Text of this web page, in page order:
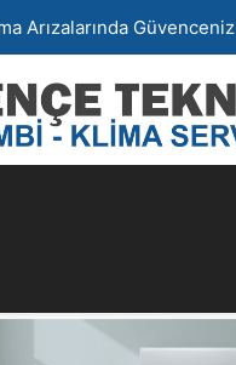
Arızalarında Güvenceniz